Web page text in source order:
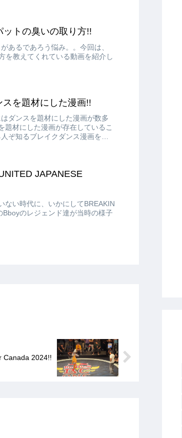
ットの臭いの取り方!!
あるであろう悩み。。今回は、
を教えてくれている動画を紹介し
を題材にした漫画!!
ダンスを題材にした漫画が数多
材にした漫画が存在しているこ
ぞ知るブレイクダンス漫画を紹
JAPANESE
ない時代に、いかにしてBREAKIN
のレジェンド達が当時の様子
Canada 2024!!